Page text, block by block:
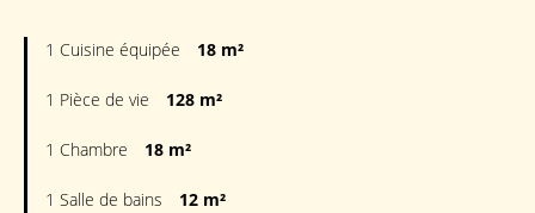
1 Cuisine équipée 18 m²
1 Pièce de vie 128 m²
1 Chambre 18 m²
1 Salle de bains 12 m²